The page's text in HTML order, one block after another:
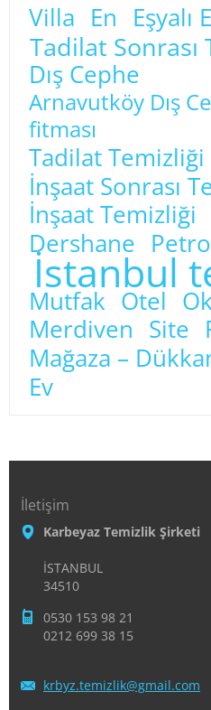
Villa En Eşyalı
Tadilat Sonrası
Dış Cephe
Arnavutköy Dış
fitması
Tadilat Temizliği
İnşaat Sonrası
İnşaat Temizliği
Dershane
İstanbul
Mutfak Otel
Merdiven Site
Mağaza –
Ev
İletişim
Karbeyaz Temizlik Şirketi
İSTANBUL
34510
0530 153 98 21
0212 699 38 15
krbyz.temizlik@gmail.com